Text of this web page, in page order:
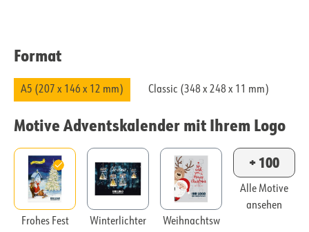
Format
A5 (207 x 146 x 12 mm) Classic (348 x 248 x 11 mm)
Motive Adventskalender mit Ihrem Logo
Frohes Fest Winterlichter
Weihnachtsw
+ 100
Alle Motive
ansehen